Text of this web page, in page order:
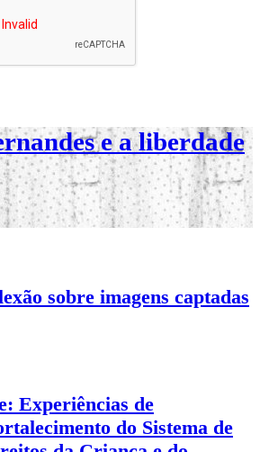
e a liberdade
sobre imagens captadas
Experiências de
do Sistema de